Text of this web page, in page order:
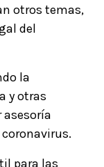
otros temas,
del
la
y otras
para las